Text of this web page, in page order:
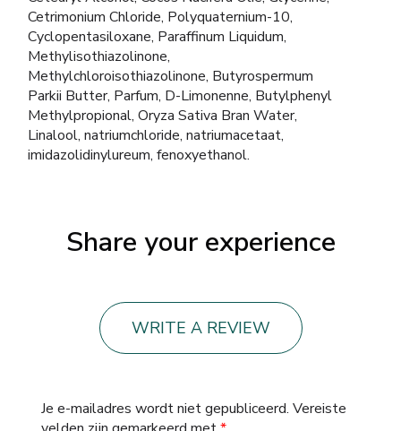
Cetrimonium Chloride, Polyquaternium-10,
Cyclopentasiloxane, Paraffinum Liquidum,
Methylisothiazolinone,
Methylchloroisothiazolinone, Butyrospermum
Parkii Butter, Parfum, D-Limonenne, Butylphenyl
Methylpropional, Oryza Sativa Bran Water,
Linalool, natriumchloride, natriumacetaat,
imidazolidinylureum, fenoxyethanol.
Share your experience
WRITE A REVIEW
Je e-mailadres wordt niet gepubliceerd. Vereiste